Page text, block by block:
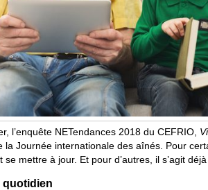
l’enquête NETendances 2018 du CEFRIO,
Journée internationale des aînés. Pour
mettre à jour. Et pour d’autres, il s’agit
quotidien